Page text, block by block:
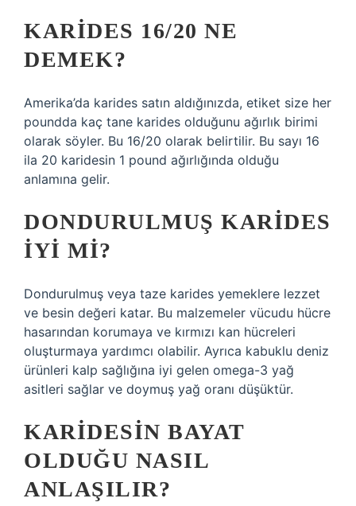
KARIDES 16/20 NE
DEMEK?
Amerika’da karides satın aldığınızda, etiket size her
poundda kaç tane karides olduğunu ağırlık birimi
olarak söyler. Bu 16/20 olarak belirtilir. Bu sayı 16
ila 20 karidesin 1 pound ağırlığında olduğu
anlamına gelir.
DONDURULMUŞ KARIDES
IYI MI?
Dondurulmuş veya taze karides yemeklere lezzet
ve besin değeri katar. Bu malzemeler vücudu hücre
hasarından korumaya ve kırmızı kan hücreleri
oluşturmaya yardımcı olabilir. Ayrıca kabuklu deniz
ürünleri kalp sağlığına iyi gelen omega-3 yağ
asitleri sağlar ve doymuş yağ oranı düşüktür.
KARIDESIN BAYAT
OLDUĞU NASIL
ANLAŞILIR?